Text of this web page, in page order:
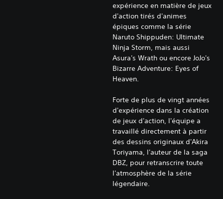
expérience en matière de jeux
d'action tirés d'animes
épiques comme la série
Naruto Shippuden: Ultimate
Ninja Storm, mais aussi
Asura's Wrath ou encore JoJo's
Bizarre Adventure: Eyes of
Heaven.
Forte de plus de vingt années
d'expérience dans la création
de jeux d'action, l'équipe a
travaillé directement à partir
des dessins originaux d'Akira
Toriyama, l'auteur de la saga
DBZ, pour retranscrire toute
l'atmosphère de la série
légendaire.